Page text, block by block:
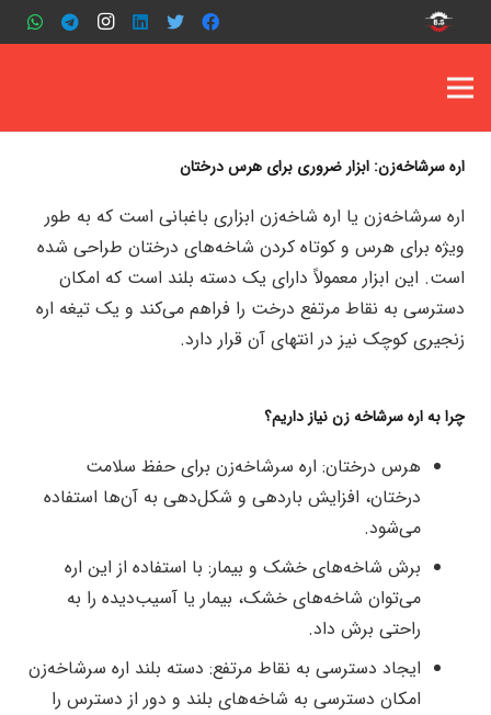
اره سرشاخه‌زن: ابزار ضروری برای هرس درختان
اره سرشاخه‌زن یا اره شاخه‌زن ابزاری باغبانی است که به طور
ویژه برای هرس و کوتاه کردن شاخه‌های درختان طراحی شده
است. این ابزار معمولاً دارای یک دسته بلند است که امکان
دسترسی به نقاط مرتفع درخت را فراهم می‌کند و یک تیغه اره
زنجیری کوچک نیز در انتهای آن قرار دارد.
چرا به اره سرشاخه‌ زن نیاز داریم؟
هرس درختان: اره سرشاخه‌زن برای حفظ سلامت
درختان، افزایش باردهی و شکل‌دهی به آن‌ها استفاده
می‌شود.
برش شاخه‌های خشک و بیمار: با استفاده از این اره
می‌توان شاخه‌های خشک، بیمار یا آسیب‌دیده را به
راحتی برش داد.
ایجاد دسترسی به نقاط مرتفع: دسته بلند اره سرشاخه‌زن
امکان دسترسی به شاخه‌های بلند و دور از دسترس را